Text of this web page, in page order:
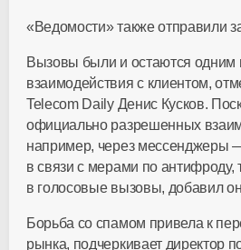
«Ведомости» также отправили
Вызовы были и остаются одним
взаимодействия с клиентом,
Telecom Daily Денис Кусков.
официально разрешенных
например, через мессенджеры
в связи с мерами по антифроду,
в голосовые вызовы, добавил
Борьба со спамом привела к
рынка, подчеркивает директор